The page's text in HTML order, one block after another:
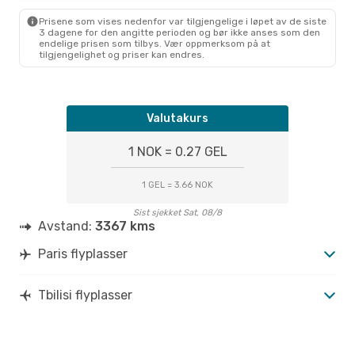
Fri, Aug 14- Mon, Aug 17
Sky Express
1 Mellomlanding
Prisene som vises nedenfor var tilgjengelige i løpet av de siste
3 dagene for den angitte perioden og bør ikke anses som den
endelige prisen som tilbys. Vær oppmerksom på at
tilgjengelighet og priser kan endres.
Valutakurs
1 NOK = 0.27 GEL
1 GEL = 3.66 NOK
Sist sjekket Sat, 08/8
Avstand: 3367 kms
Paris flyplasser
Tbilisi flyplasser